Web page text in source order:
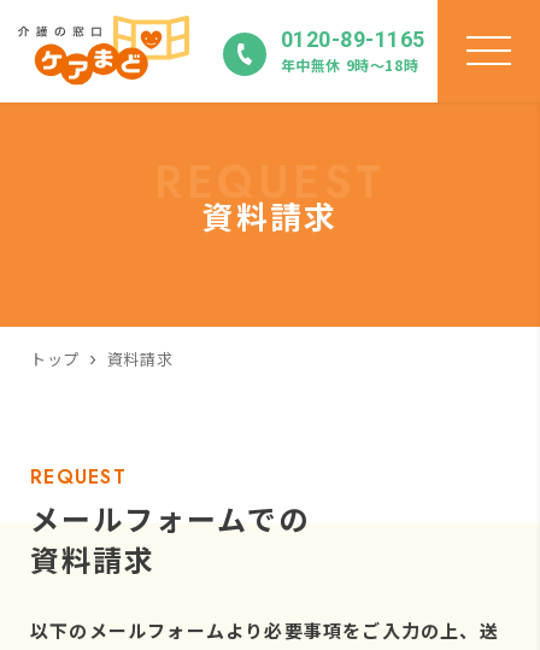
0120-89-1165
年中無休 9時〜18時
資料請求
トップ 資料請求
REQUEST
メールフォームでの
資料請求
以下のメールフォームより必要事項をご入力の上、送